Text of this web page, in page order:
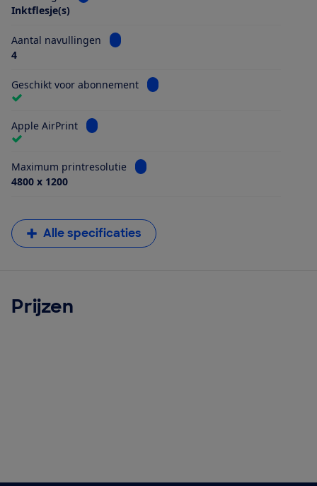
Inktflesje(s)
Aantal navullingen
Bekijk informatie voor Aantal navullingen
4
Geschikt voor abonnement Bekijk informatie voor Geschikt
Apple AirPrint Bekijk informatie voor Apple AirPrint
Maximum printresolutie
Bekijk informatie voor Maximum
4800 x 1200
Alle specificaties
Prijzen